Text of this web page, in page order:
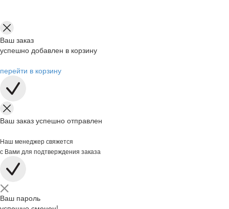
Ваш заказ
успешно добавлен в корзину
перейти в корзину
Ваш заказ успешно отправлен
Наш менеджер свяжется
с Вами для подтверждения заказа
Ваш пароль